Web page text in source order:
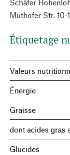
Schäfer
Muthofer Str. 10-
Étiquetage
Valeurs
Énergie
Graisse
dont acides gras
Glucides